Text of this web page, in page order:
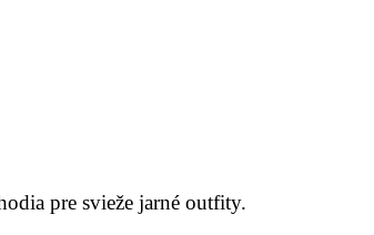
pre svieže jarné outfity.